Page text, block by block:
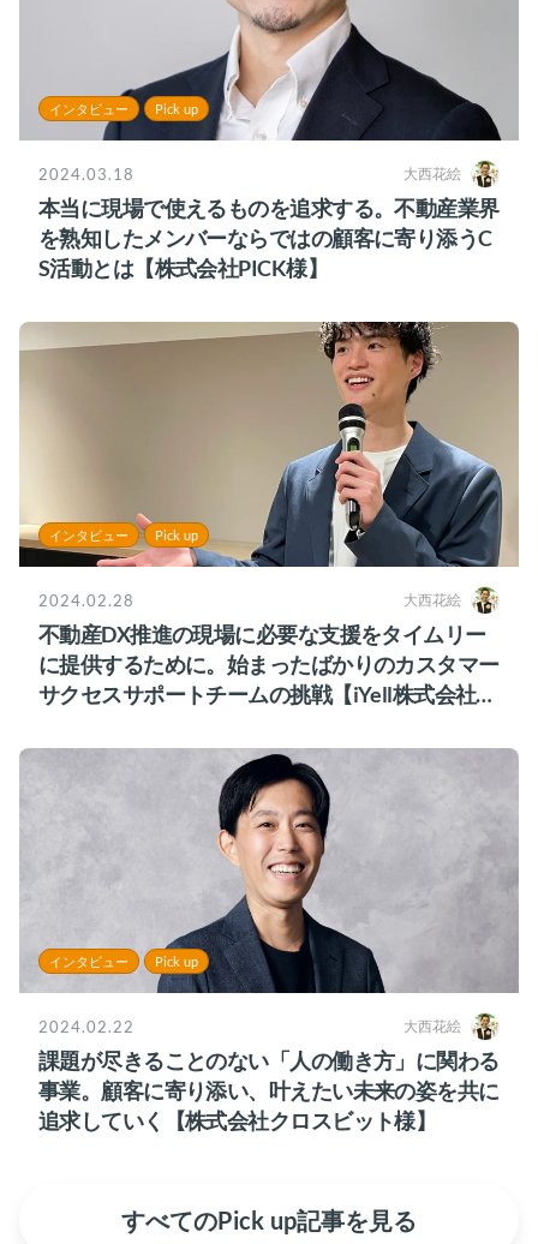
インタビュー Pick up
2024.03.18 大西花絵
本当に現場で使えるものを追求する。不動産業界
を熟知したメンバーならではの顧客に寄り添うC
S活動とは【株式会社PICK様】
インタビュー Pick up
2024.02.28 大西花絵
不動産DX推進の現場に必要な支援をタイムリー
に提供するために。始まったばかりのカスタマー
サクセスサポートチームの挑戦【iYell株式会社
インタビュー Pick up
2024.02.22 大西花絵
課題が尽きることのない「人の働き方」に関わる
事業。顧客に寄り添い、叶えたい未来の姿を共に
追求していく【株式会社クロスビット様】
すべてのPick up記事を見る